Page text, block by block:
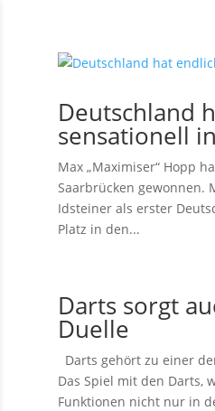
Deutschland
sensationell
Max „Maximiser“ Hopp
Saarbrücken gewonnen.
Idsteiner als erster
Platz in den...
Darts sorgt
Duelle
Darts gehört zu einer
Das Spiel mit den Darts,
Funktionen nicht nur in